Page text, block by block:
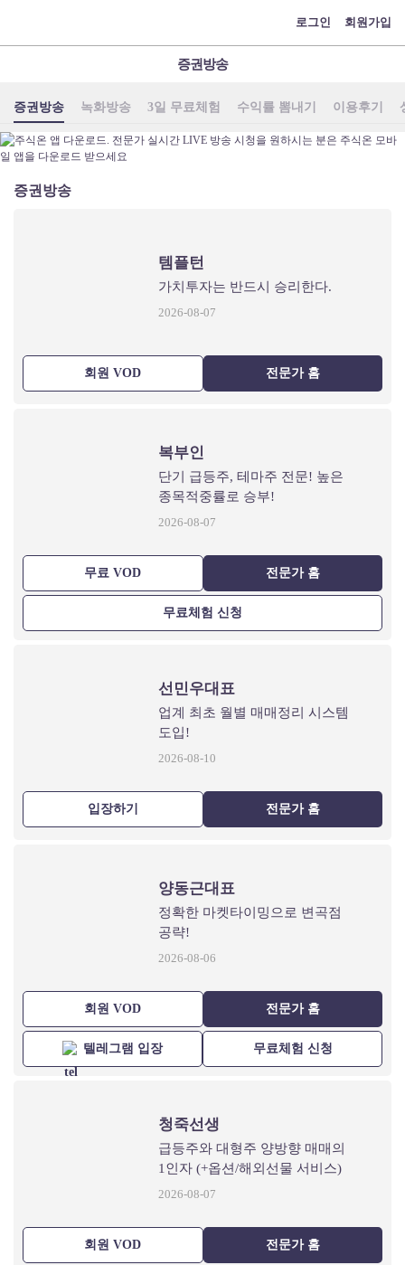
로그인 회원가입
증권방송
증권방송 녹화방송 3일 무료체험 수익률 뽐내기 이용후기
증권방송
템플턴
가치투자는 반드시 승리한다.
2026-08-07
회원 VOD 전문가 홈
복부인
단기 급등주, 테마주 전문! 높은
종목적중률로 승부!
2026-08-07
무료 VOD 전문가 홈
무료체험 신청
선민우대표
업계 최초 월별 매매정리 시스템
도입!
2026-08-10
입장하기 전문가 홈
양동근대표
정확한 마켓타이밍으로 변곡점
공략!
2026-08-06
회원 VOD 전문가 홈
텔레그램 입장 무료체험 신청
청죽선생
급등주와 대형주 양방향 매매의
1인자 (+옵션/해외선물 서비스)
2026-08-07
회원 VOD 전문가 홈